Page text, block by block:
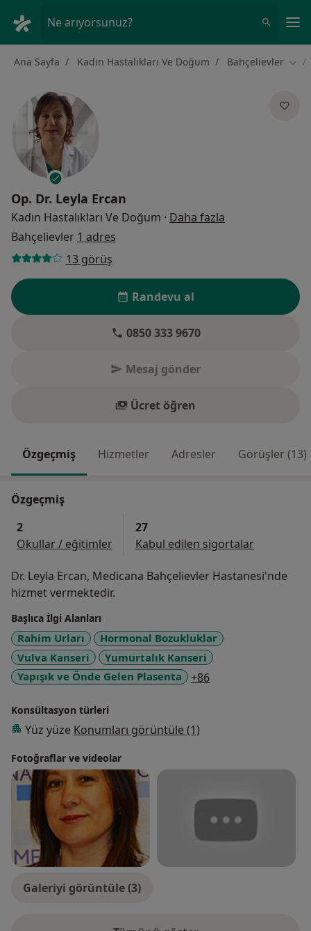
Ne arıyorsunuz?
Ana Sayfa Kadın Hastalıkları Ve Doğum Bahçelievler
Op. Dr. Leyla Ercan
Kadın Hastalıkları Ve Doğum · Daha fazla
Bahçelievler 1 adres
13 görüş
Randevu al
0850 333 9670
Mesaj gönder
Ücret öğren
Özgeçmiş Hizmetler Adresler Görüşler (13)
Özgeçmiş
2
Okullar / eğitimler
27
Kabul edilen sigortalar
Dr. Leyla Ercan, Medicana Bahçelievler Hastanesi'nde
hizmet vermektedir.
Başlıca İlgi Alanları
Rahim Urları
Hormonal Bozukluklar
Vulva Kanseri
Yumurtalık Kanseri
Yapışık ve Önde Gelen Plasenta
+86
Konsültasyon türleri
Yüz yüze Konumları görüntüle (1)
Fotoğraflar ve videolar
Galeriyi görüntüle (3)